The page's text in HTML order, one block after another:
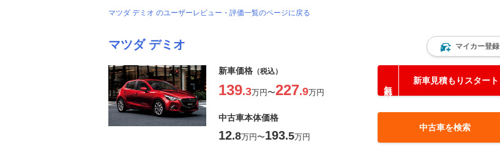
マツダ デミオ のユーザーレビュー・評価一覧のページに戻る
マツダ デミオ マイカー登録
新車価格 （税込）
139.3万円〜227.9万円
新車見積もりスタート
中古車本体価格
12.8万円〜193.5万円
中古車を検索